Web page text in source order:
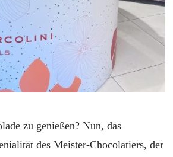
zu genießen? Nun, das
des Meister-Chocolatiers, der